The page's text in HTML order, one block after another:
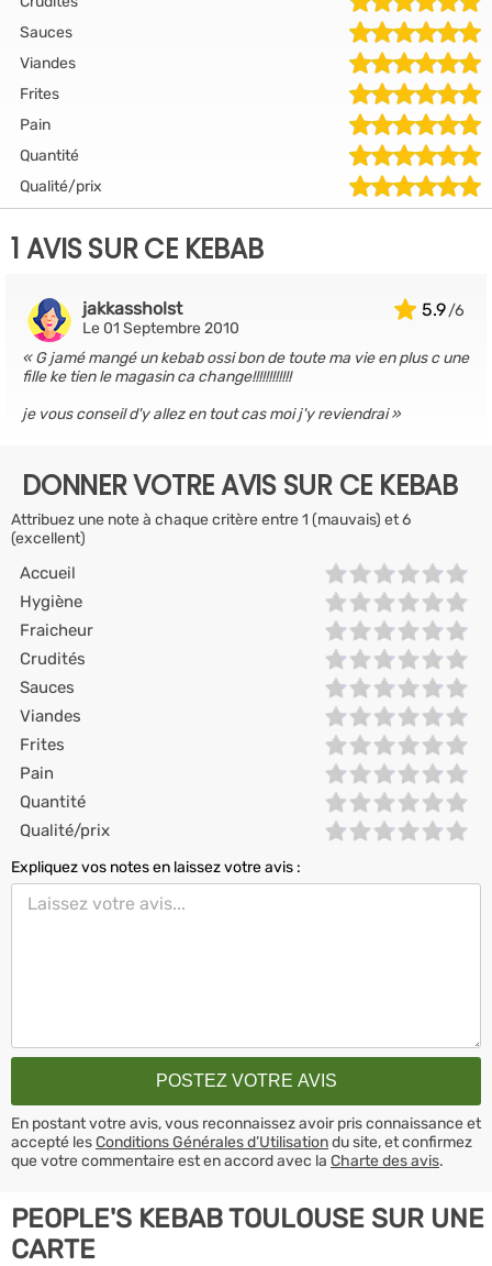
Sauces
Viandes
Frites
Pain
Quantité
Qualité/prix
1 AVIS SUR CE KEBAB
5.9
jakkassholst
Le 01 Septembre 2010
G jamé mangé un kebab ossi bon de toute ma vie en plus c une
fille ke tien le magasin ca change!!!!!!!!!!!!
je vous conseil d'y allez en tout cas moi j'y reviendrai
DONNER VOTRE AVIS SUR CE KEBAB
Attribuez une note à chaque critère entre 1 (mauvais) et 6
(excellent)
Accueil
Hygiène
Fraicheur
Crudités
Sauces
Viandes
Frites
Pain
Quantité
Qualité/prix
Expliquez vos notes en laissez votre avis :
En postant votre avis, vous reconnaissez avoir pris connaissance et
accepté lesConditions Générales d’Utilisationdu site, et confirmez
que votre commentaire est en accord avec la Charte des avis.
PEOPLE'S KEBAB TOULOUSE SUR UNE
CARTE